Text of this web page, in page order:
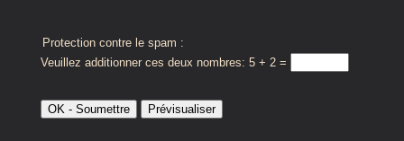
Protection contre le spam :
Veuillez additionner ces deux nombres: 5 + 2 =